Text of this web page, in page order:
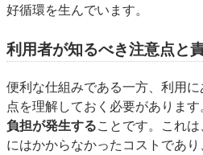
好循環を生んでいます。
利用者が知るべき注意点と
便利な仕組みである一方、利用
点を理解しておく必要があります
負担が発生することです。これ
にはかからなかったコストであ